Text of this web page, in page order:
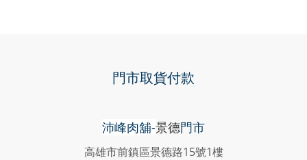
門市取貨付款
沛峰肉舖-景德門市
高雄市前鎮區景德路15號1樓